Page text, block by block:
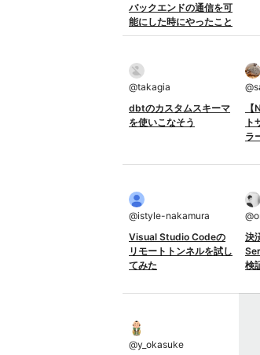
バックエンドの通信を可
能にした時にやったこと
@takagia
dbtのカスタムスキーマ
を使いこなそう
@
ト
ラ
@istyle-nakamura
Visual Studio Codeの
リモートトンネルを試し
てみた
@
決
検
@y_okasuke